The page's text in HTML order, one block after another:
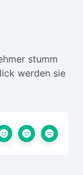
stumm
werden sie